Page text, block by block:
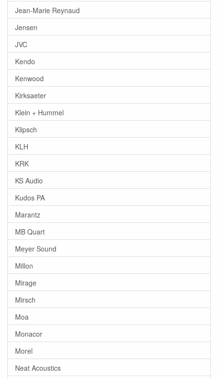
Jean-Marie Reynaud
Jensen
JVC
Kendo
Kenwood
Kirksaeter
Klein + Hummel
Klipsch
KLH
KRK
KS Audio
Kudos PA
Marantz
MB Quart
Meyer Sound
Millon
Mirage
Mirsch
Moa
Monacor
Morel
Neat Acoustics